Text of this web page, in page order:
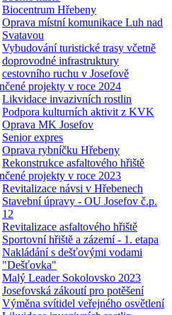
Biocentrum Hřebeny
Oprava místní komunikace Luh nad
Svatavou
Vybudování turistické trasy včetně
doprovodné infrastruktury
cestovního ruchu v Josefově
projekty v roce 2024
Likvidace invazivních rostlin
Podpora kulturních aktivit z KVK
Oprava MK Josefov
Senior expres
Oprava rybníčku Hřebeny
Rekonstrukce asfaltového hřiště
projekty v roce 2023
Revitalizace návsi v Hřebenech
Stavební úpravy - OU Josefov č.p.
12
Revitalizace asfaltového hřiště
Sportovní hřiště a zázemí - 1. etapa
Nakládání s dešťovými vodami
"Dešťovka"
Malý Leader Sokolovsko 2023
Josefovská zákoutí pro potěšení
Výměna svítidel veřejného osvětlení